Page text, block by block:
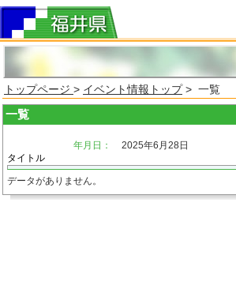
トップページ > イベント情報トップ> 一覧
一覧
年月日：
2025年6月28日
タイトル
データがありません。